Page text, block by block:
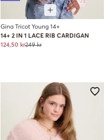
Gina Tricot Young 14+
14+ 2 IN 1 LACE RIB CARDIGAN
124,50 kr249 kr